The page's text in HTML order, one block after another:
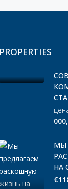
PROPERTIES
МЫ
НА